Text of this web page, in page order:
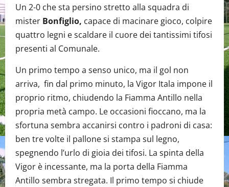
Un 2-0 che sta persino stretto alla squadra di
mister Bonfiglio, capace di macinare gioco, colpire
quattro legni e scaldare il cuore dei tantissimi tifosi
presenti al Comunale.
Un primo tempo a senso unico, ma il gol non
arriva, fin dal primo minuto, la Vigor Itala impone il
proprio ritmo, chiudendo la Fiamma Antillo nella
propria metà campo. Le occasioni fioccano, ma la
sfortuna sembra accanirsi contro i padroni di casa:
ben tre volte il pallone si stampa sul legno,
spegnendo l’urlo di gioia dei tifosi. La spinta della
Vigor è incessante, ma la porta della Fiamma
Antillo sembra stregata. Il primo tempo si chiude